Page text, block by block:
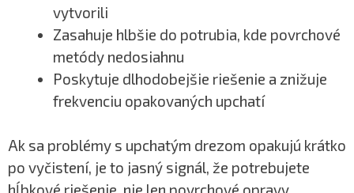
vytvorili
Zasahuje hlbšie do potrubia, kde povrchové
metódy nedosiahnu
Poskytuje dlhodobejšie riešenie a znižuje
frekvenciu opakovaných upchatí
Ak sa problémy s upchatým drezom opakujú krátko
po vyčistení, je to jasný signál, že potrebujete